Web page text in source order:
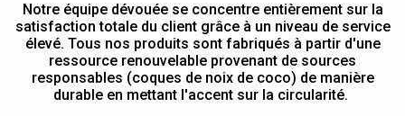
Notre équipe dévouée se concentre entièrement sur la
satisfaction totale du client grâce à un niveau de service
élevé. Tous nos produits sont fabriqués à partir d'une
ressource renouvelable provenant de sources
responsables (coques de noix de coco) de manière
durable en mettant l'accent sur la circularité.